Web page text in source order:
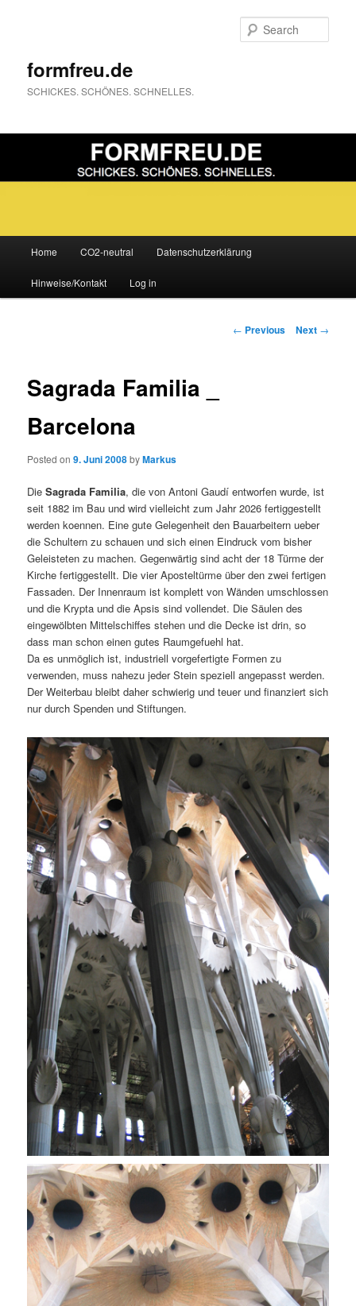
formfreu.de
SCHICKES. SCHÖNES. SCHNELLES.
Skip
to
Home CO2-neutral Datenschutzerklärung
Hinweise/Kontakt Log in
Post
← Previous Next →
Sagrada Familia _
Barcelona
Posted on9. Juni 2008byMarkus
DieSagrada Familia, die von Antoni Gaudí entworfen wurde, ist
seit 1882 im Bau und wird vielleicht zum Jahr 2026 fertiggestellt
werden koennen. Eine gute Gelegenheit den Bauarbeitern ueber
die Schultern zu schauen und sich einen Eindruck vom bisher
Geleisteten zu machen. Gegenwärtig sind acht der 18 Türme der
Kirche fertiggestellt. Die vier Aposteltürme über den zwei fertigen
Fassaden. Der Innenraum ist komplett von Wänden umschlossen
und die Krypta und die Apsis sind vollendet. Die Säulen des
eingewölbten Mittelschiffes stehen und die Decke ist drin, so
dass man schon einen gutes Raumgefuehl hat.
Da es unmöglich ist, industriell vorgefertigte Formen zu
verwenden, muss nahezu jeder Stein speziell angepasst werden.
Der Weiterbau bleibt daher schwierig und teuer und finanziert sich
nur durch Spenden und Stiftungen.